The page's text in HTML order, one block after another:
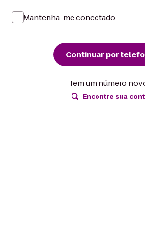
Mantenha-me conectado
Continuar por
Tem um número
Encontre sua